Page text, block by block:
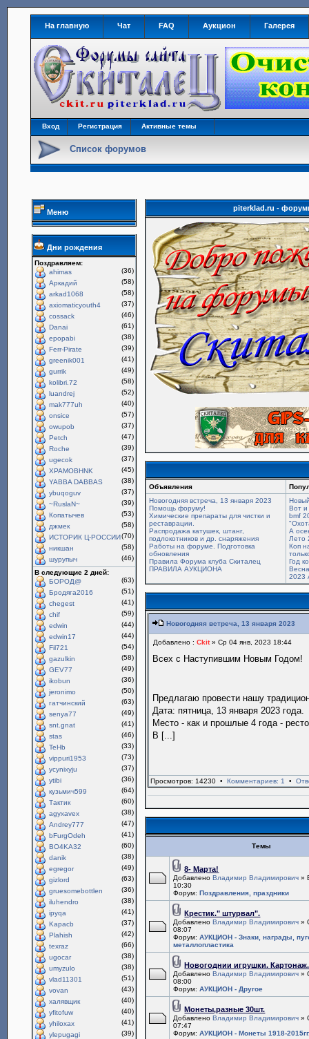
На главную Чат FAQ Аукцион Галерея
Вход Регистрация Активные темы
Список форумов
Меню
Дни рождения
Поздравляем:
ahimas
(36)
Аркадий
(58)
arkad1068
(58)
axiomaticyouth4
(37)
cossack
(46)
Danai
(61)
epopabi
(38)
Ferr-Pirate
(39)
greenik001
(41)
gurrik
(49)
kolibri.72
(58)
luandrej
(52)
mak777uh
(40)
onsice
(57)
owupob
(37)
Petch
(47)
Roche
(39)
ugecok
(37)
XPAMOBHNK
(45)
YABBA DABBAS
(38)
ybuqoguv
(37)
~RuslaN~
(39)
Копатычев
(53)
джмек
(58)
ИСТОРИК Ц-РОССИИ(70)
никшан
(58)
шурупыч
(46)
В следующие 2 дней:
БОРОД@
(63)
Бродяга2016
(51)
chegest
(41)
chif
(59)
edwin
(44)
edwin17
(44)
Fil721
(54)
gazulkin
(58)
GEV77
(49)
ikobun
(36)
jeronimo
(50)
гатчинский
(63)
senya77
(49)
snt.gnat
(41)
stas
(46)
TeHb
(33)
vippuri1953
(73)
ycynixyju
(37)
ytibi
(36)
кузьмич599
(64)
Тактик
(60)
agyxavex
(38)
Andrey777
(47)
bFurgOdeh
(41)
BO4KA32
(60)
danik
(38)
egregor
(49)
gizlord
(63)
gruesomebottlen
(36)
iluhendro
(38)
ipyqa
(41)
Kapacb
(37)
Plahish
(42)
texraz
(66)
ugocar
(38)
umyzulo
(38)
vlad11301
(51)
vovan
(43)
халявщик
(40)
yfitofuw
(40)
yhiloxax
(41)
ylepugagi
(39)
piterklad.ru -
Объявления
Новогодняя встреча, 13 января 2023
Помощь форуму!
Химические препараты для чистки и
реставрации.
Распродажа катушек, штанг,
подлокотников и др. снаряжения
Работы на форуме. Подготовка
обновления
Правила Форума клуба Скиталец
ПРАВИЛА АУКЦИОНА
Вот и
bmf
А
Лето
Коп
Год
2023
Новогодняя встреча, 13 января 2023
Добавлено :Ckit» Ср 04 янв, 2023 18:44
Всех с Наступившим Новым Годом!
Предлагаю провести нашу
Дата: пятница, 13 января 2023 года.
Место - как и прошлые 4 года -
В [...]
Просмотров: 14230 •Комментариев: 1 •
Темы
8- Марта!
ДобавленоВладимир Владимирович »
10:30
Форум:Поздравления, праздники
Крестик." штурвал".
ДобавленоВладимир Владимирович »
08:07
Форум:АУКЦИОН - Знаки, награды,
металлопластика
Новогоднии игрушки. Картонаж.
ДобавленоВладимир Владимирович »
08:00
Форум:АУКЦИОН - Другое
Монеты,разные 30шт.
ДобавленоВладимир Владимирович »
07:47
Форум:АУКЦИОН - Монеты 1918-